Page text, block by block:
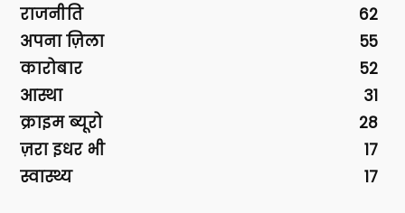
राजनीति
62
अपना ज़िला
55
कारोबार
52
आस्था
31
क्राइम ब्यूरो
28
ज़रा इधर भी
17
स्वास्थ्य
17